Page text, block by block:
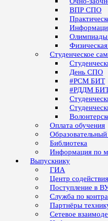
ВПР СПО
Олимпиады
Физическая
Студенческое
День СПО
#РСМ БИТ
#РДДМ
Оплата обучения
Библиотека
Информация по
Выпускнику
ГИА
Центр
Поступление в
Служба по
Партнёры
Сетевое